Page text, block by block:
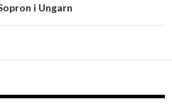
i Ungarn